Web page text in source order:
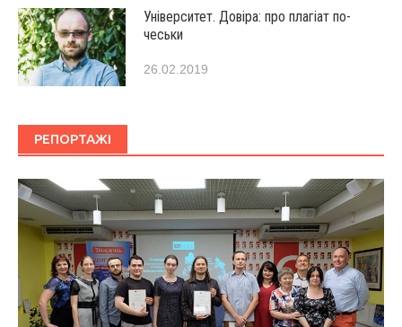
Університет. Довіра: про плагіат по-
чеськи
26.02.2019
РЕПОРТАЖІ